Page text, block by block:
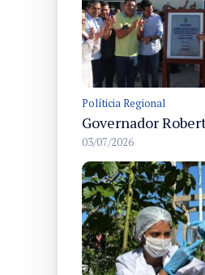
Políticia Regional
03/07/2026